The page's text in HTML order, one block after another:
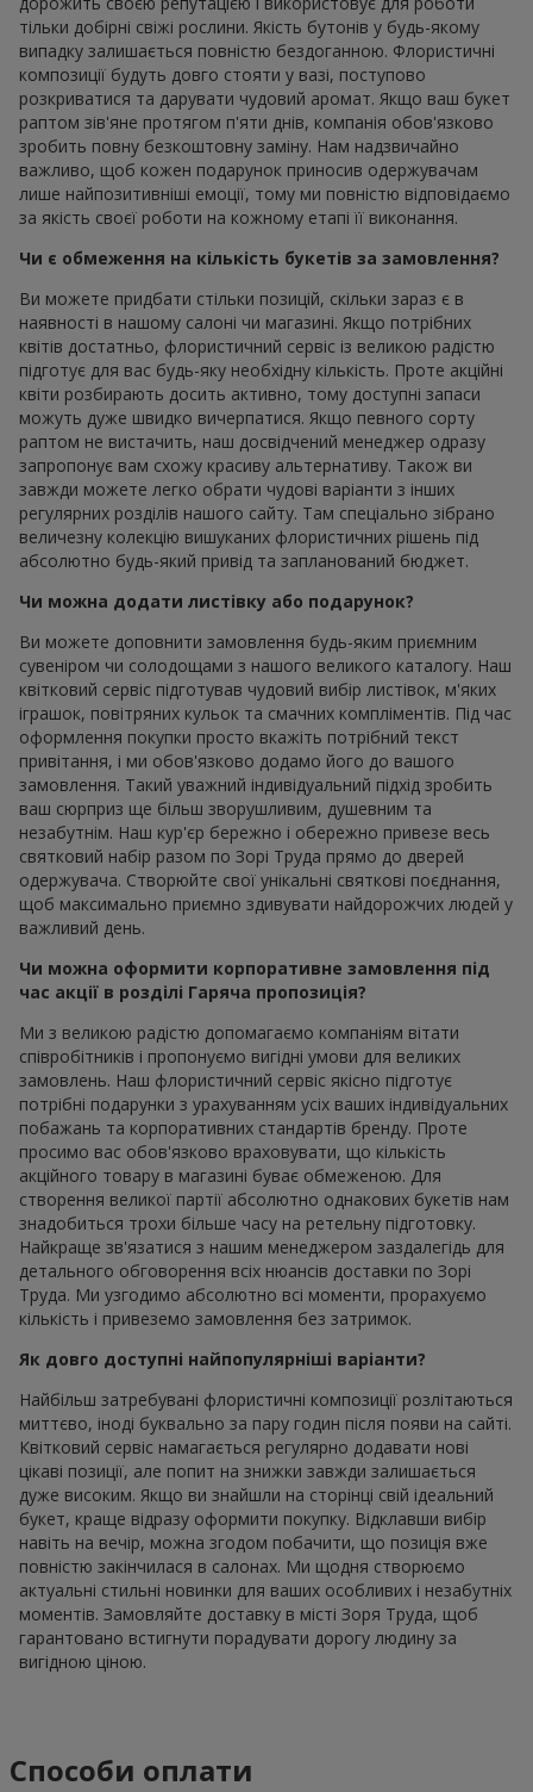
тільки добірні свіжі рослини. Якість бутонів у будь-якому
випадку залишається повністю бездоганною. Флористичні
композиції будуть довго стояти у вазі, поступово
розкриватися та дарувати чудовий аромат. Якщо ваш букет
раптом зів'яне протягом п'яти днів, компанія обов'язково
зробить повну безкоштовну заміну. Нам надзвичайно
важливо, щоб кожен подарунок приносив одержувачам
лише найпозитивніші емоції, тому ми повністю відповідаємо
за якість своєї роботи на кожному етапі її виконання.
Чи є обмеження на кількість букетів за замовлення?
Ви можете придбати стільки позицій, скільки зараз є в
наявності в нашому салоні чи магазині. Якщо потрібних
квітів достатньо, флористичний сервіс із великою радістю
підготує для вас будь-яку необхідну кількість. Проте акційні
квіти розбирають досить активно, тому доступні запаси
можуть дуже швидко вичерпатися. Якщо певного сорту
раптом не вистачить, наш досвідчений менеджер одразу
запропонує вам схожу красиву альтернативу. Також ви
завжди можете легко обрати чудові варіанти з інших
регулярних розділів нашого сайту. Там спеціально зібрано
величезну колекцію вишуканих флористичних рішень під
абсолютно будь-який привід та запланований бюджет.
Чи можна додати листівку або подарунок?
Ви можете доповнити замовлення будь-яким приємним
сувеніром чи солодощами з нашого великого каталогу. Наш
квітковий сервіс підготував чудовий вибір листівок, м'яких
іграшок, повітряних кульок та смачних компліментів. Під час
оформлення покупки просто вкажіть потрібний текст
привітання, і ми обов'язково додамо його до вашого
замовлення. Такий уважний індивідуальний підхід зробить
ваш сюрприз ще більш зворушливим, душевним та
незабутнім. Наш кур'єр бережно і обережно привезе весь
святковий набір разом по Зорі Труда прямо до дверей
одержувача. Створюйте свої унікальні святкові поєднання,
щоб максимально приємно здивувати найдорожчих людей у
важливий день.
Чи можна оформити корпоративне замовлення під
час акції в розділі Гаряча пропозиція?
Ми з великою радістю допомагаємо компаніям вітати
співробітників і пропонуємо вигідні умови для великих
замовлень. Наш флористичний сервіс якісно підготує
потрібні подарунки з урахуванням усіх ваших індивідуальних
побажань та корпоративних стандартів бренду. Проте
просимо вас обов'язково враховувати, що кількість
акційного товару в магазині буває обмеженою. Для
створення великої партії абсолютно однакових букетів нам
знадобиться трохи більше часу на ретельну підготовку.
Найкраще зв'язатися з нашим менеджером заздалегідь для
детального обговорення всіх нюансів доставки по Зорі
Труда. Ми узгодимо абсолютно всі моменти, прорахуємо
кількість і привеземо замовлення без затримок.
Як довго доступні найпопулярніші варіанти?
Найбільш затребувані флористичні композиції розлітаються
миттєво, іноді буквально за пару годин після появи на сайті.
Квітковий сервіс намагається регулярно додавати нові
цікаві позиції, але попит на знижки завжди залишається
дуже високим. Якщо ви знайшли на сторінці свій ідеальний
букет, краще відразу оформити покупку. Відклавши вибір
навіть на вечір, можна згодом побачити, що позиція вже
повністю закінчилася в салонах. Ми щодня створюємо
актуальні стильні новинки для ваших особливих і незабутніх
моментів. Замовляйте доставку в місті Зоря Труда, щоб
гарантовано встигнути порадувати дорогу людину за
вигідною ціною.
Способи оплати